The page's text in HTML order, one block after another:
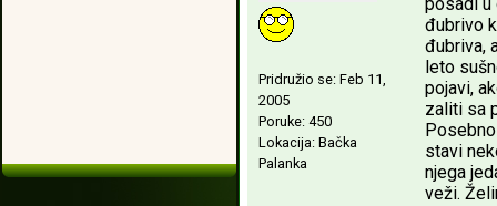
Pridružio se: Feb 11,
2005
Poruke: 450
Lokacija: Bačka
Palanka
đubrivo
đubriva,
leto
pojavi,
zaliti sa
stavi
njega
veži.